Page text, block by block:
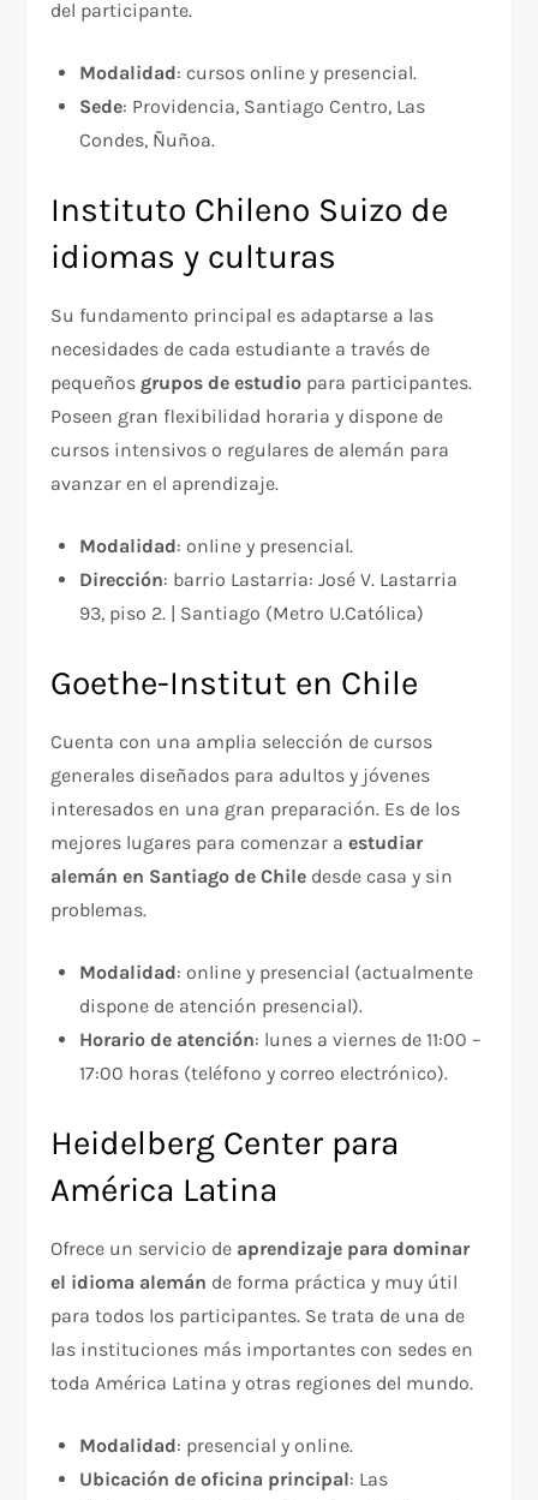
del participante.
Modalidad: cursos online y presencial.
Sede: Providencia, Santiago Centro, Las
Condes, Ñuñoa.
Instituto Chileno Suizo de
idiomas y culturas
Su fundamento principal es adaptarse a las
necesidades de cada estudiante a través de
pequeños grupos de estudio para participantes.
Poseen gran flexibilidad horaria y dispone de
cursos intensivos o regulares de alemán para
avanzar en el aprendizaje.
Modalidad: online y presencial.
Dirección: barrio Lastarria: José V. Lastarria
93, piso 2. | Santiago (Metro U.Católica)
Goethe-Institut en Chile
Cuenta con una amplia selección de cursos
generales diseñados para adultos y jóvenes
interesados en una gran preparación. Es de los
mejores lugares para comenzar aestudiar
alemán en Santiago de Chile desde casa y sin
problemas.
Modalidad: online y presencial (actualmente
dispone de atención presencial).
Horario de atención: lunes a viernes de 11:00 –
17:00 horas (teléfono y correo electrónico).
Heidelberg Center para
América Latina
Ofrece un servicio de aprendizaje para dominar
el idioma alemán de forma práctica y muy útil
para todos los participantes. Se trata de una de
las instituciones más importantes con sedes en
toda América Latina y otras regiones del mundo.
Modalidad: presencial y online.
Ubicación de oficina principal: Las